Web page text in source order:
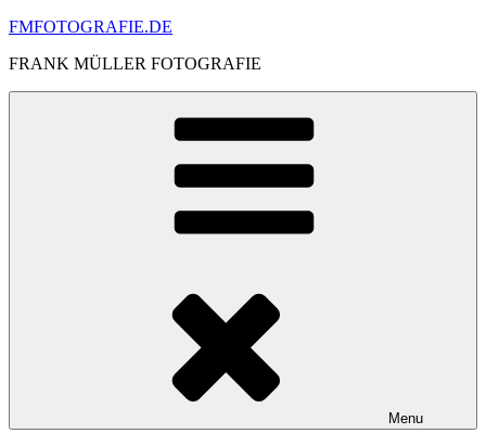
Skip
content
FMFOTOGRAFIE.DE
FRANK MÜLLER FOTOGRAFIE
Menu